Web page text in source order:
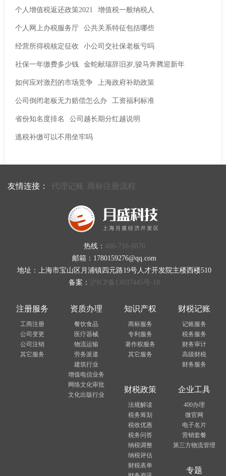
个人增值税返还政策2021 增值税一般纳税人
个人网上办税服务厅 公共关系特征包括哪些
经营所得税核定征收 小公司交社保老板亏吗
社保一年缴费多少钱 金蛇献瑞辞旧岁,骏马奔腾迎新年
如何应对激烈的市场竞争 上海政府补助政策
公司倒闭老板无力赔偿怎么办 工资福利标准
省份知名度排名 公司越长期分红越说明
逃税补缴可以不用坐牢吗
友情连接： 代理记账 商标注册流程
热线： 400-716-8870
邮箱：1780159276@qq.com
地址：上海市宝山区月浦镇四元路19号人才开发院主楼西楼510
备案： 沪ICP备13037445号-18
注册服务
工商注册
公司变更
公司注销
其它服务
资质办理
餐饮食品
医疗器械
物流运输
劳务派遣
建筑行业
增值电信业务
网络文化审批
文化出版行业
知识产权
商标服务
专利服务
著作权服务
其它服务
财税记账
记账服务
税务服务
财务审计
高级财税
财务服务
财税政策
法规解读
税务筹划
税收优惠
税务问答
纳税调整
纳税评估
财税表单
企业工具
400办理
微官网
电子名片
营销套餐
第三方物流管理
专题